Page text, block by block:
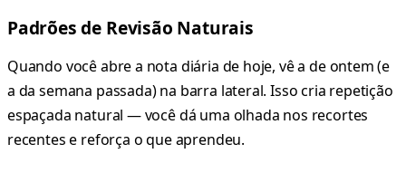
Padrões de Revisão Naturais
Quando você abre a nota diária de hoje, vê a de ontem (e
a da semana passada) na barra lateral. Isso cria repetição
espaçada natural — você dá uma olhada nos recortes
recentes e reforça o que aprendeu.